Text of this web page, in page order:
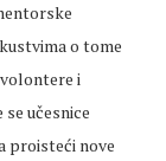
o tome
i
učesnice
proisteći nove